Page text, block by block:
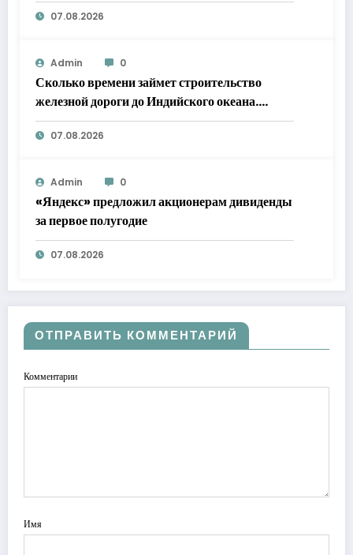
07.08.2026
Admin 0
Сколько времени займет строительство
железной дороги до Индийского океана.
Мнение экспертов «РГ»
07.08.2026
Admin 0
«Яндекс» предложил акционерам дивиденды
за первое полугодие
07.08.2026
ОТПРАВИТЬ КОММЕНТАРИЙ
Комментарии
Имя